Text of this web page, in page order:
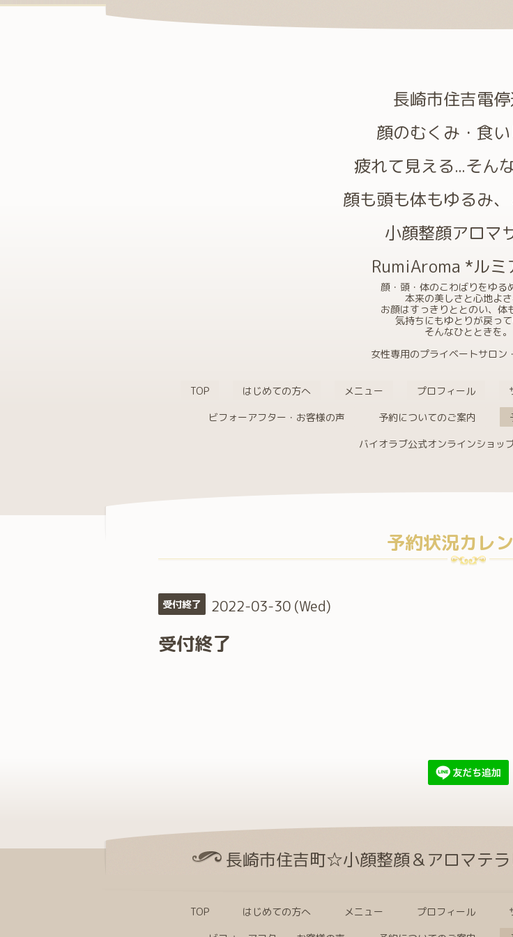
長崎市住吉電停
顔のむくみ・食
疲れて見える...そん
顔も頭も体もゆるみ、
小顔整顔アロマ
RumiAroma *ルミ
顔・頭・体のこわばりをゆる
本来の美しさと心地よさ
お顔はすっきりととのい、体
気持ちにもゆとりが戻って
そんなひとときを。
女性専用のプライベートサロン
TOP はじめての方へ メニュー プロフィール
ビフォーアフター・お客様の声
予約についてのご案内
バイオラブ公式オンラインショッ
予約状況カレ
受付終了 2022-03-30 (Wed)
受付終了
長崎市住吉町☆小顔整顔＆アロマテラ
TOP はじめての方へ メニュー プロフィール